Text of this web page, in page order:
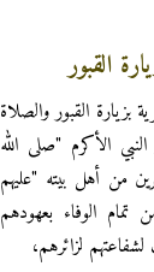
القبور
بزيارة القبور والصلاة
الأكرم "صلى الله
من أهل بيته "عليهم
الوفاء بعهودهم
لزائرهم،